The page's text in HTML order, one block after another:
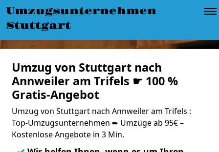
Umzugsunternehmen
Stuttgart
Umzug von Stuttgart nach
Annweiler am Trifels ☛ 100 %
Gratis-Angebot
Umzug von Stuttgart nach Annweiler am Trifels :
Top-Umzugsunternehmen ➨ Umzüge ab 95€ –
Kostenlose Angebote in 3 Min.